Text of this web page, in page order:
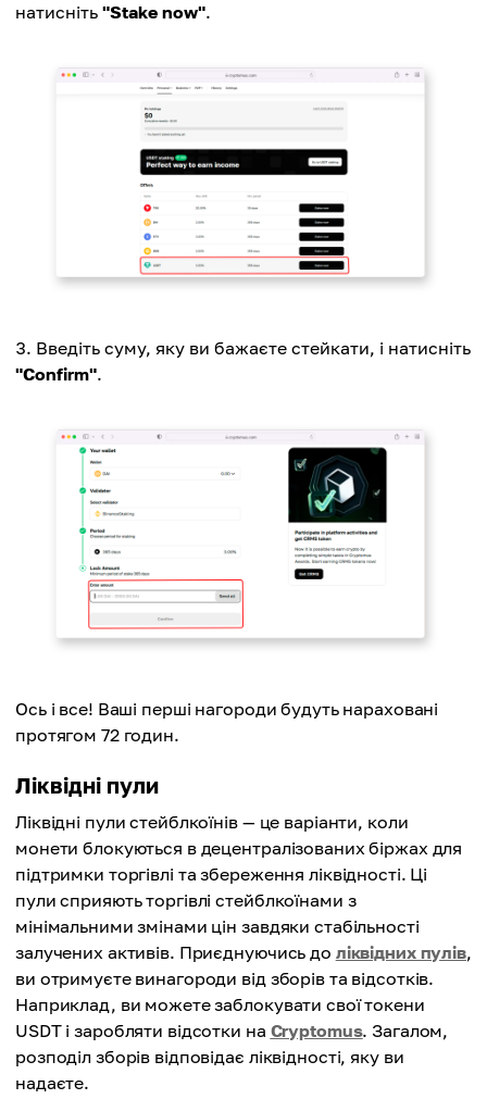
натисніть "Stake now".
Введіть суму, яку ви бажаєте стейкати, і натисніть
"Confirm".
Ось і все! Ваші перші нагороди будуть нараховані
протягом 72 годин.
Ліквідні пули
Ліквідні пули стейблкоїнів — це варіанти, коли
монети блокуються в децентралізованих біржах для
підтримки торгівлі та збереження ліквідності. Ці
пули сприяють торгівлі стейблкоїнами з
мінімальними змінами цін завдяки стабільності
залучених активів. Приєднуючись до ліквідних пулів,
ви отримуєте винагороди від зборів та відсотків.
Наприклад, ви можете заблокувати свої токени
USDT і заробляти відсотки на Cryptomus. Загалом,
розподіл зборів відповідає ліквідності, яку ви
надаєте.